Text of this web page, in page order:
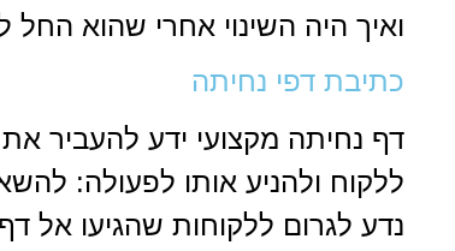
ואיך היה השינוי אחרי שהוא
כתיבת דפי נחיתה
דף נחיתה מקצועי ידע להעביר
ללקוח ולהניע אותו לפעולה:
נדע לגרום ללקוחות שהגיעו